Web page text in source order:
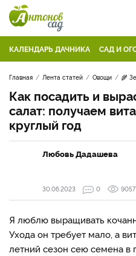
КАЛЕНДАРЬ ДАЧНИКА САД И
Главная Лента статей Овощи 🌾
Как посадить и
салат: получаем
круглый год
Любовь Дадашева
30.06.2023
0 9057
Я люблю выращивать
Ухода он требует мало, а
летний сезон сею семена в